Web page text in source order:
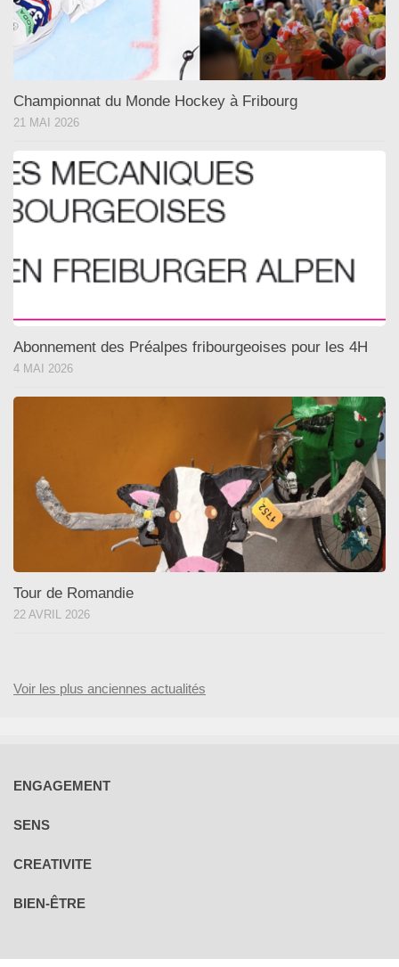
Championnat du Monde Hockey à Fribourg
21 MAI 2026
Abonnement des Préalpes fribourgeoises pour les 4H
4 MAI 2026
Tour de Romandie
22 AVRIL 2026
Voir les plus anciennes actualités
ENGAGEMENT
SENS
CREATIVITE
BIEN-ÊTRE